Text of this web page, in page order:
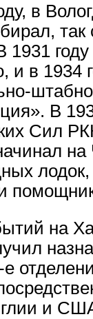
в
и в
В
Сил
на
е
и